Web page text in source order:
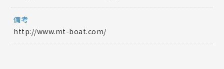
備考
http://www.mt-boat.com/